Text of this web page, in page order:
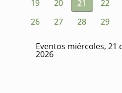
19
20 21 22
26
27 28 29
Eventos miércoles, 21
2026